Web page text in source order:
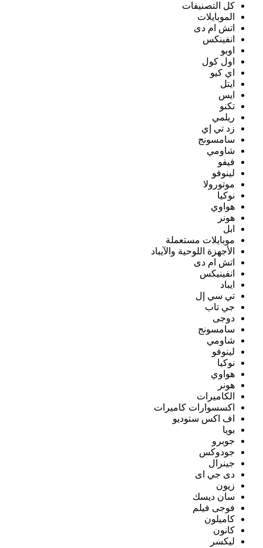
كل التصنيفات
الموبايلات
اتش ام دى
انفينكس
اوبو
اول كول
اي كيو
ايتل
ايس
تكنو
ريلمي
زد تي إي
سامسونج
شاومي
فيفو
لينوفو
موتورولا
نوكيا
هواوي
هونر
ابل
موبايلات مستعملة
الأجهزة اللوحية والآيباد
اتش ام دى
انفينيكس
ايباد
تي سي إل
جي تاب
دوجى
سامسونج
شاومي
لينوفو
نوكيا
هواوي
هونر
الكاميرات
اكسسوارات كاميرات
اف اكس ستوديو
بويا
جوبرو
جودوكس
جينرال
دى جي اى
زيون
سان ديسك
فوجى فيلم
كاميلون
كانون
ليكسر